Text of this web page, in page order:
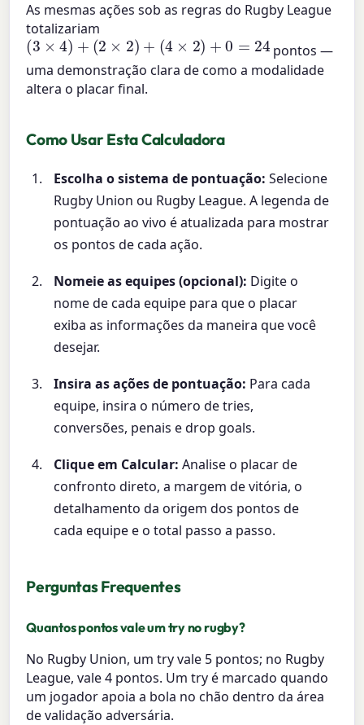
As mesmas ações sob as regras do Rugby League
totalizariam
(3×4)+(2×2) +( 4× 2) +0 =24
pontos —
uma demonstração clara de como a modalidade
altera o placar final.
Como Usar Esta Calculadora
Escolha o sistema de pontuação: Selecione
Rugby Union ou Rugby League. A legenda de
pontuação ao vivo é atualizada para mostrar
os pontos de cada ação.
Nomeie as equipes (opcional): Digite o
nome de cada equipe para que o placar
exiba as informações da maneira que você
desejar.
Insira as ações de pontuação: Para cada
equipe, insira o número de tries,
conversões, penais e drop goals.
Clique em Calcular: Analise o placar de
confronto direto, a margem de vitória, o
detalhamento da origem dos pontos de
cada equipe e o total passo a passo.
Perguntas Frequentes
Quantos pontos vale um try no rugby?
No Rugby Union, um try vale 5 pontos; no Rugby
League, vale 4 pontos. Um try é marcado quando
um jogador apoia a bola no chão dentro da área
de validação adversária.